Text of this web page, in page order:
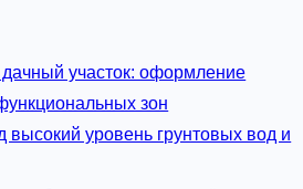
дачный участок: оформление
зон
высокий уровень грунтовых вод и